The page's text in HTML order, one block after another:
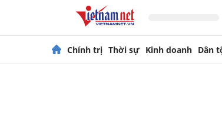
Chính trị Thời sự Kinh doanh Dân